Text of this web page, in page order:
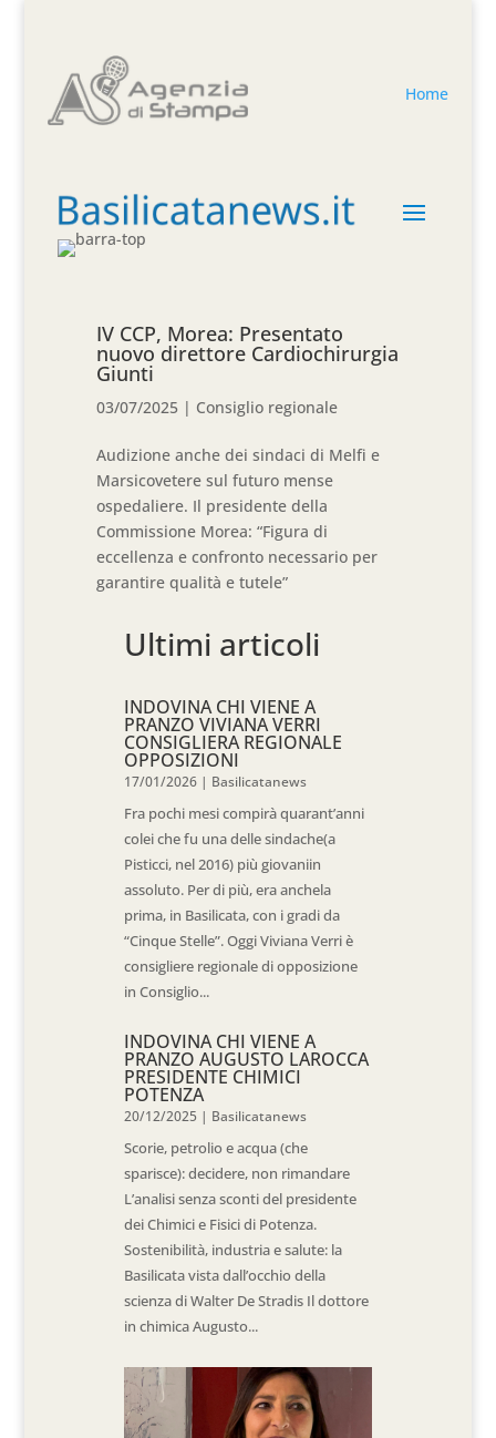
Home
IV CCP, Morea: Presentato
nuovo direttore Cardiochirurgia
Giunti
03/07/2025 | Consiglio regionale
Audizione anche dei sindaci di Melfi e
Marsicovetere sul futuro mense
ospedaliere. Il presidente della
Commissione Morea: “Figura di
eccellenza e confronto necessario per
garantire qualità e tutele”
Ultimi articoli
INDOVINA CHI VIENE A
PRANZO VIVIANA VERRI
CONSIGLIERA REGIONALE
OPPOSIZIONI
17/01/2026 | Basilicatanews
Fra pochi mesi compirà quarant’anni
colei che fu una delle sindache(a
Pisticci, nel 2016) più giovaniin
assoluto. Per di più, era anchela
prima, in Basilicata, con i gradi da
“Cinque Stelle”. Oggi Viviana Verri è
consigliere regionale di opposizione
in Consiglio...
INDOVINA CHI VIENE A
PRANZO AUGUSTO LAROCCA
PRESIDENTE CHIMICI
POTENZA
20/12/2025 | Basilicatanews
Scorie, petrolio e acqua (che
sparisce): decidere, non rimandare
L’analisi senza sconti del presidente
dei Chimici e Fisici di Potenza.
Sostenibilità, industria e salute: la
Basilicata vista dall’occhio della
scienza di Walter De Stradis Il dottore
in chimica Augusto...